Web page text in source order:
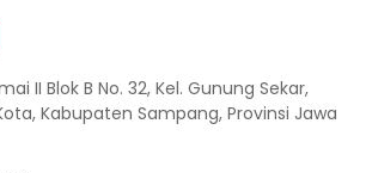
II Blok B No. 32, Kel. Gunung Sekar,
Kabupaten Sampang, Provinsi Jawa